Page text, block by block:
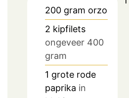
200 gram orzo
2 kipfilets
ongeveer 400
gram
1 grote rode
paprika in